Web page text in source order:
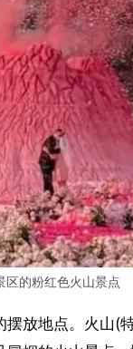
区的粉红色火山景点
放地点。火山(